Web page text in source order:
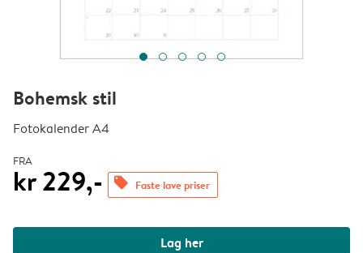
Bohemsk stil
Fotokalender A4
FRA
kr 229,- offers Faste lave priser
Lag her